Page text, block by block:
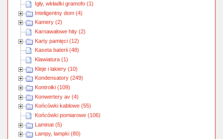
Igły, wkładki gramofo (1)
Inteligentny dom (4)
Kamery (2)
Karnawałowe hity (2)
Karty pamięci (12)
Kaseta baterii (48)
Klawiatura (1)
Kleje i lakiery (10)
Kondensatory (249)
Kontrolki (109)
Konwertery av (4)
Końcówki kablowe (55)
Końcówki pomiarowe (106)
Laminat (5)
Lampy, lampki (80)